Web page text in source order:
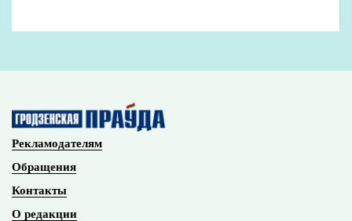
Рекламодателям
Обращения
Контакты
О редакции